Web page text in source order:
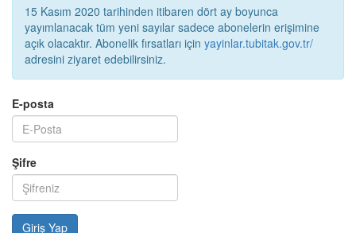
15 Kasım 2020 tarihinden itibaren dört ay boyunca
yayımlanacak tüm yeni sayılar sadece abonelerin erişimine
açık olacaktır. Abonelik fırsatları için yayinlar.tubitak.gov.tr/
adresini ziyaret edebilirsiniz.
E-posta
Şifre